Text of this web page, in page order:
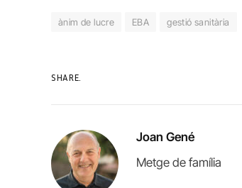
ànim de lucre EBA gestió sanitària
SHARE.
Joan Gené
Metge de família